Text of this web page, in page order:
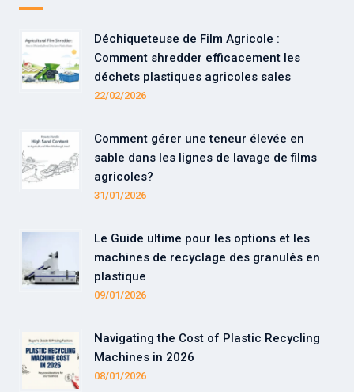
Déchiqueteuse de Film Agricole :
Comment shredder efficacement les
déchets plastiques agricoles sales
22/02/2026
Comment gérer une teneur élevée en
sable dans les lignes de lavage de films
agricoles?
31/01/2026
Le Guide ultime pour les options et les
machines de recyclage des granulés en
plastique
09/01/2026
Navigating the Cost of Plastic Recycling
Machines in 2026
08/01/2026